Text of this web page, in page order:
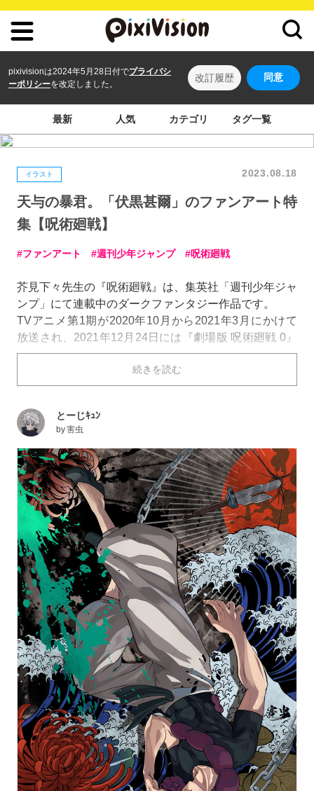
pixivisionは2024年5月28日付でプライバシ
ーポリシーを改定しました。
改訂履歴 同意
最新 人気 カテゴリ タグ一覧
イラスト 2023.08.18
天与の暴君。「伏黒甚爾」のファンアート特
集【呪術廻戦】
ファンアート 週刊少年ジャンプ 呪術廻戦
芥見下々先生の『呪術廻戦』は、集英社「週刊少年ジャ
ンプ」にて連載中のダークファンタジー作品です。
TVアニメ第1期が2020年10月から2021年3月にかけて
放送され、2021年12月24日には『劇場版 呪術廻戦 0』
も公開されました。そして、待望のTVアニメ第2期が
2023年7月より放送中です。呪詛師・夏油傑や、五条悟
の学生時代に触れる内容は、ファンからも多くの注目を
TVアニメ第2期の「懐玉・玉折」編に登場するキャラク
ターの「伏黒甚爾（ふしぐろとうじ）」は、呪術師とし
て一番大切な要素である呪力を持たないながらも、類ま
れなる身体能力で戦う相手を圧倒します。
今回はそんな『伏黒甚爾』のファンアートを特集しまし
た。ぜひご覧ください。
続きを読む
とーじｷｭﾝ
by害虫